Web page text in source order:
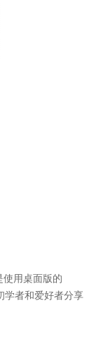
使用桌面版的
学者和爱好者分享